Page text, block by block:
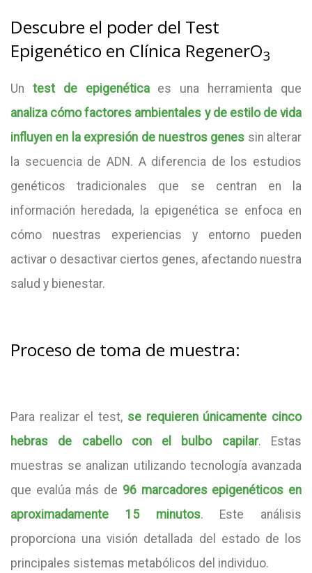
Descubre el poder del Test
Epigenético en Clínica RegenerO3
Un test de epigenéticaes una herramienta que
analiza cómo factores ambientales y de estilo de vida
influyen en la expresión de nuestros genes sin alterar
la secuencia de ADN. A diferencia de los estudios
genéticos tradicionales que se centran en la
información heredada, la epigenética se enfoca en
cómo nuestras experiencias y entorno pueden
activar o desactivar ciertos genes, afectando nuestra
salud y bienestar.
Proceso de toma de muestra:
Para realizar el test, se requieren únicamente cinco
hebras de cabello con el bulbo capilar. Estas
muestras se analizan utilizando tecnología avanzada
que evalúa más de 96 marcadores epigenéticos en
aproximadamente 15 minutos. Este análisis
proporciona una visión detallada del estado de los
principales sistemas metabólicos del individuo.